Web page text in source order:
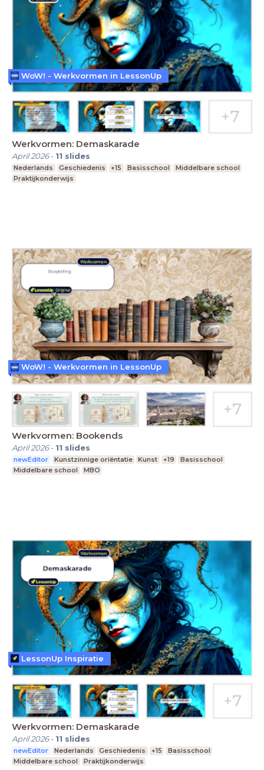
Werkvormen: Demaskarade
April 2026- 11 slides
Nederlands Geschiedenis +15 Basisschool
Middelbare school
Praktijkonderwijs
WoW! - Werkvormen in LessonUp
Werkvormen: Bookends
April 2026- 11 slides
newEditor Kunstzinnige oriëntatie Kunst +19
Basisschool
Middelbare school
MBO
WoW! - Werkvormen in LessonUp
Werkvormen: Demaskarade
April 2026- 11 slides
newEditor Nederlands Geschiedenis +15
Basisschool
Middelbare school
Praktijkonderwijs
LessonUp Inspiratie